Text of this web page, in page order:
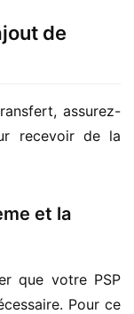
de
assurez-
recevoir de la
et la
que votre PSP
Pour ce